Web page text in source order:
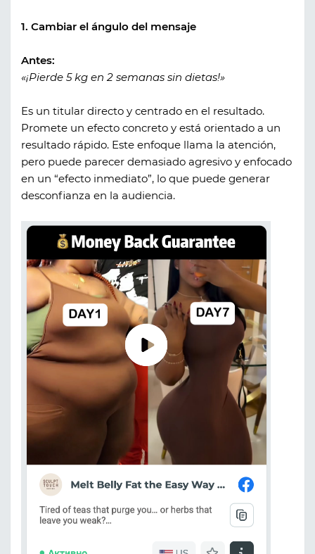
1. Cambiar el ángulo del mensaje
Antes:
«¡Pierde 5 kg en 2 semanas sin dietas!»
Es un titular directo y centrado en el resultado.
Promete un efecto concreto y está orientado a un
resultado rápido. Este enfoque llama la atención,
pero puede parecer demasiado agresivo y enfocado
en un “efecto inmediato”, lo que puede generar
desconfianza en la audiencia.